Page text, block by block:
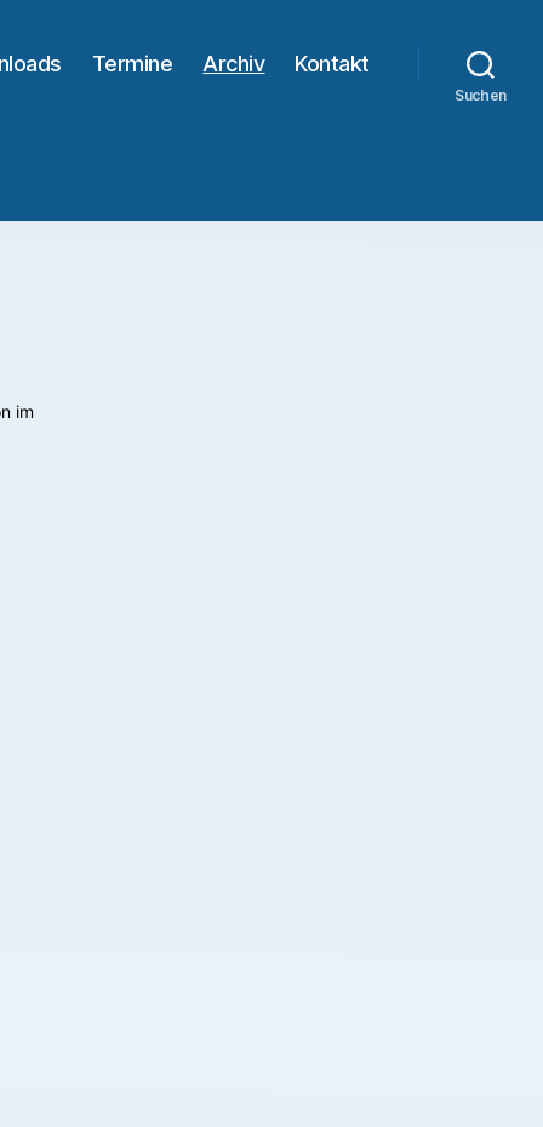
Termine Archiv Kontakt
Suchen
im